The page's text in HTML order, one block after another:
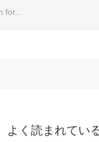
よく読まれてい